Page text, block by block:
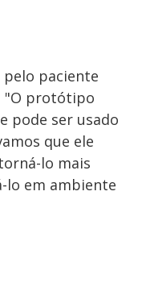
pelo paciente
"O protótipo
pode ser usado
que ele
lo mais
em ambiente